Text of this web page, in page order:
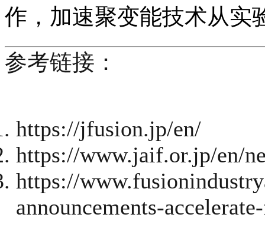
作，加速聚变能技术从实
参考链接：
https://jfusion.jp/en/
https://www.jaif.or.jp/en/
https://
announcements-